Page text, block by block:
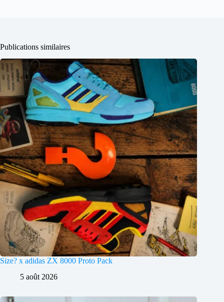
Publications similaires
Size? x adidas ZX 8000 Proto Pack
5 août 2026